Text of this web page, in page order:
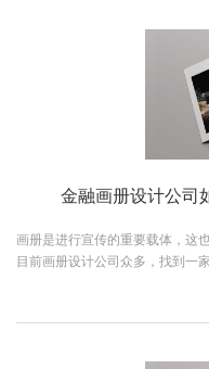
金融画册设计公司
画册是进行宣传的重要载体，这
目前画册设计公司众多，找到一